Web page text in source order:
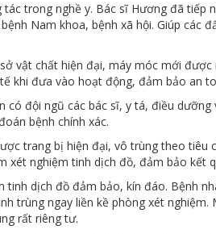
trong nghề y. Bác sĩ Hương đã tiếp
Nam khoa, bệnh xã hội. Giúp các
vật chất hiện đại, máy móc mới
khi đưa vào hoạt động, đảm bảo an
có đội ngũ các bác sĩ, y tá, điều
bệnh chính xác.
trang bị hiện đại, vô trùng theo tiêu
xét nghiệm tinh dịch đồ, đảm bảo kết
tinh dịch đồ đảm bảo, kín đáo. Bệnh
trùng ngay liền kề phòng xét
rất riêng tư.